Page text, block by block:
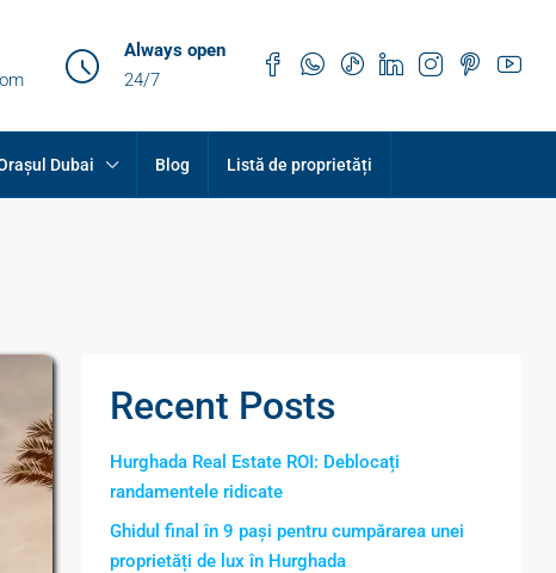
Always open
24/7
Dubai Blog Listă de proprietăți
Recent Posts
Hurghada Real Estate ROI: Deblocați
randamentele ridicate
Ghidul final în 9 pași pentru cumpărarea unei
proprietăți de lux în Hurghada